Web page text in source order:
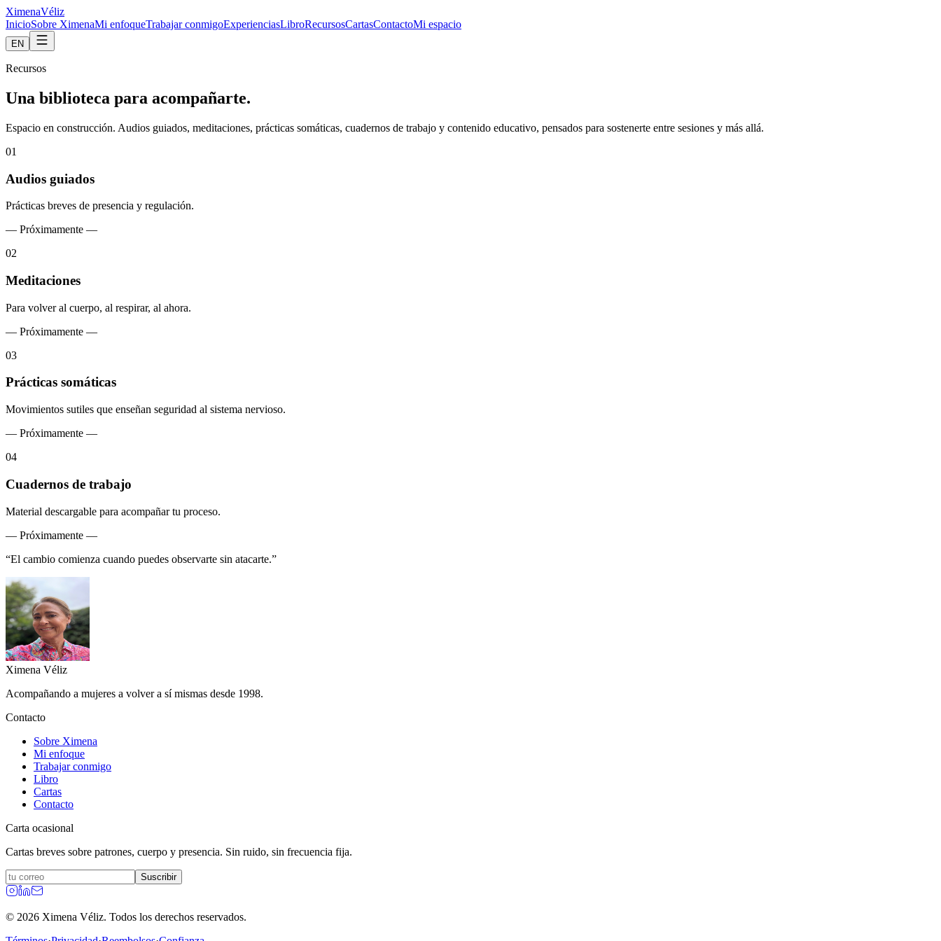
XimenaVéliz
InicioSobre XimenaMi enfoqueTrabajar conmigoExperienciasLibroRecursosCartasContactoMi espacio
EN
Recursos
Una biblioteca para acompañarte.
Espacio en construcción. Audios guiados, meditaciones, prácticas somáticas, cuadernos de trabajo y contenido educativo, pensados para sostenerte entre sesiones y más allá.
01
Audios guiados
Prácticas breves de presencia y regulación.
— Próximamente —
02
Meditaciones
Para volver al cuerpo, al respirar, al ahora.
— Próximamente —
03
Prácticas somáticas
Movimientos sutiles que enseñan seguridad al sistema nervioso.
— Próximamente —
04
Cuadernos de trabajo
Material descargable para acompañar tu proceso.
— Próximamente —
“El cambio comienza cuando puedes observarte sin atacarte.”
Ximena Véliz
Acompañando a mujeres a volver a sí mismas desde 1998.
Contacto
Sobre Ximena
Mi enfoque
Trabajar conmigo
Libro
Cartas
Contacto
Carta ocasional
Cartas breves sobre patrones, cuerpo y presencia. Sin ruido, sin frecuencia fija.
Suscribir
© 2026 Ximena Véliz. Todos los derechos reservados.